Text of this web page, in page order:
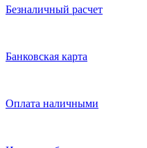
Безналичный расчет
Банковская карта
Оплата наличными